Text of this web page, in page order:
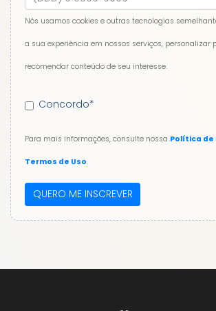
Nós usamos cookies e outras tecnologias
a sua experiência em nossos serviços, personalizar
recomendar conteúdo de seu interesse.
Concordo*
Para mais informações, consulte nossa Política de
Termos de Uso.